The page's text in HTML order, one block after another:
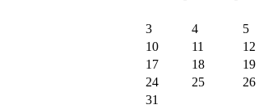
3
4 5
10
11 12
17
18 19
24
25 26
31